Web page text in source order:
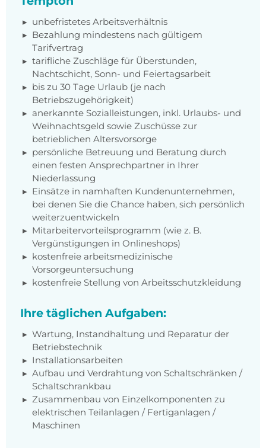
unbefristetes Arbeitsverhältnis
Bezahlung mindestens nach gültigem
Tarifvertrag
tarifliche Zuschläge für Überstunden,
Nachtschicht, Sonn- und Feiertagsarbeit
bis zu 30 Tage Urlaub (je nach
Betriebszugehörigkeit)
anerkannte Sozialleistungen, inkl. Urlaubs- und
Weihnachtsgeld sowie Zuschüsse zur
betrieblichen Altersvorsorge
persönliche Betreuung und Beratung durch
einen festen Ansprechpartner in Ihrer
Niederlassung
Einsätze in namhaften Kundenunternehmen,
bei denen Sie die Chance haben, sich persönlich
weiterzuentwickeln
Mitarbeitervorteilsprogramm (wie z. B.
Vergünstigungen in Onlineshops)
kostenfreie arbeitsmedizinische
Vorsorgeuntersuchung
kostenfreie Stellung von Arbeitsschutzkleidung
Ihre täglichen Aufgaben:
Wartung, Instandhaltung und Reparatur der
Betriebstechnik
Installationsarbeiten
Aufbau und Verdrahtung von Schaltschränken /
Schaltschrankbau
Zusammenbau von Einzelkomponenten zu
elektrischen Teilanlagen / Fertiganlagen /
Maschinen